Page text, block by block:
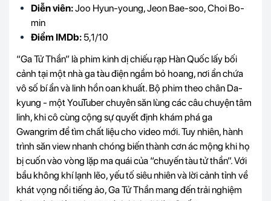
Diễn viên:Joo Hyun-young, Jeon Bae-soo, Choi Bo-
min
Điểm IMDb: 5,1/10
“Ga Tử Thần” là phim kinh dị chiếu rạp Hàn Quốc lấy bối
cảnh tại một nhà ga tàu điện ngầm bỏ hoang, nơi ẩn chứa
vô số bí ẩn và linh hồn oan khuất. Bộ phim theo chân Da-
kyung - một YouTuber chuyên săn lùng các câu chuyện tâm
linh, khi cô cùng cộng sự quyết định khám phá ga
Gwangrim để tìm chất liệu cho video mới. Tuy nhiên, hành
trình săn view nhanh chóng biến thành cơn ác mộng khi họ
bị cuốn vào vòng lặp ma quái của “chuyến tàu tử thần”. Với
bầu không khí lạnh lẽo, yếu tố siêu nhiên và lời cảnh tỉnh về
khát vọng nổi tiếng ảo, Ga Tử Thần mang đến trải nghiệm